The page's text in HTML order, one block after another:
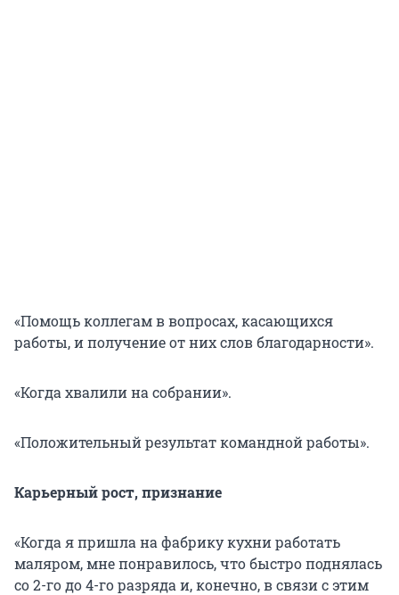
«Помощь коллегам в вопросах, касающихся
работы, и получение от них слов благодарности».
«Когда хвалили на собрании».
«Положительный результат командной работы».
Карьерный рост, признание
«Когда я пришла на фабрику кухни работать
маляром, мне понравилось, что быстро поднялась
со 2-го до 4-го разряда и, конечно, в связи с этим